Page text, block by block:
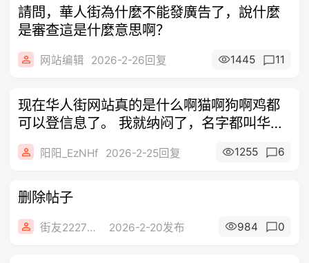
請問，華人街為什麼不能發廣告了，說什麼
是審查這是什麼意思啊？
网站编辑 2026-2-26回复 1445 11
现在华人街网站真的是什么啊猫啊狗啊鸡都
可以登信息了。 我就纳闷了，名字都叫华人
街
阳阳_EzNHf 2026-2-25回复 1255 6
删除帖子
街友22279782 2026-2-20发布 984 0